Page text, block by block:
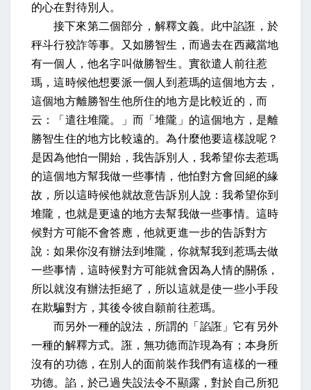
的心在對待別人。
接下來第二個部分，解釋文義。此中諂誑，於
秤斗行狡詐等事。又如勝智生，而過去在西藏當地
有一個人，他名字叫做勝智生。實欲遣人前往惹
瑪，這時候他想要派一個人到惹瑪的這個地方去，
這個地方離勝智生他所住的地方是比較近的，而
云：「遣往堆隴。」而「堆隴」的這個地方，是離
勝智生住的地方比較遠的。為什麼他要這樣說呢？
是因為他怕一開始，我告訴別人，我希望你去惹瑪
的這個地方幫我做一些事情，他怕對方會回絕的緣
故，所以這時候他就故意告訴別人說：我希望你到
堆隴，也就是更遠的地方去幫我做一些事情。這時
候對方可能不會答應，他就更進一步的告訴對方
說：如果你沒有辦法到堆隴，你就幫我到惹瑪去做
一些事情，這時候對方可能就會因為人情的關係，
所以就沒有辦法拒絕了，所以這就是使一些小手段
在欺騙對方，其後令彼自願前往惹瑪。
而另外一種的說法，所謂的「諂誑」它有另外
一種的解釋方式。誑，無功德而詐現為有；本身所
沒有的功德，在別人的面前裝作我們有這樣的一種
功德。諂，於己過失設法令不顯露，對於自己所犯